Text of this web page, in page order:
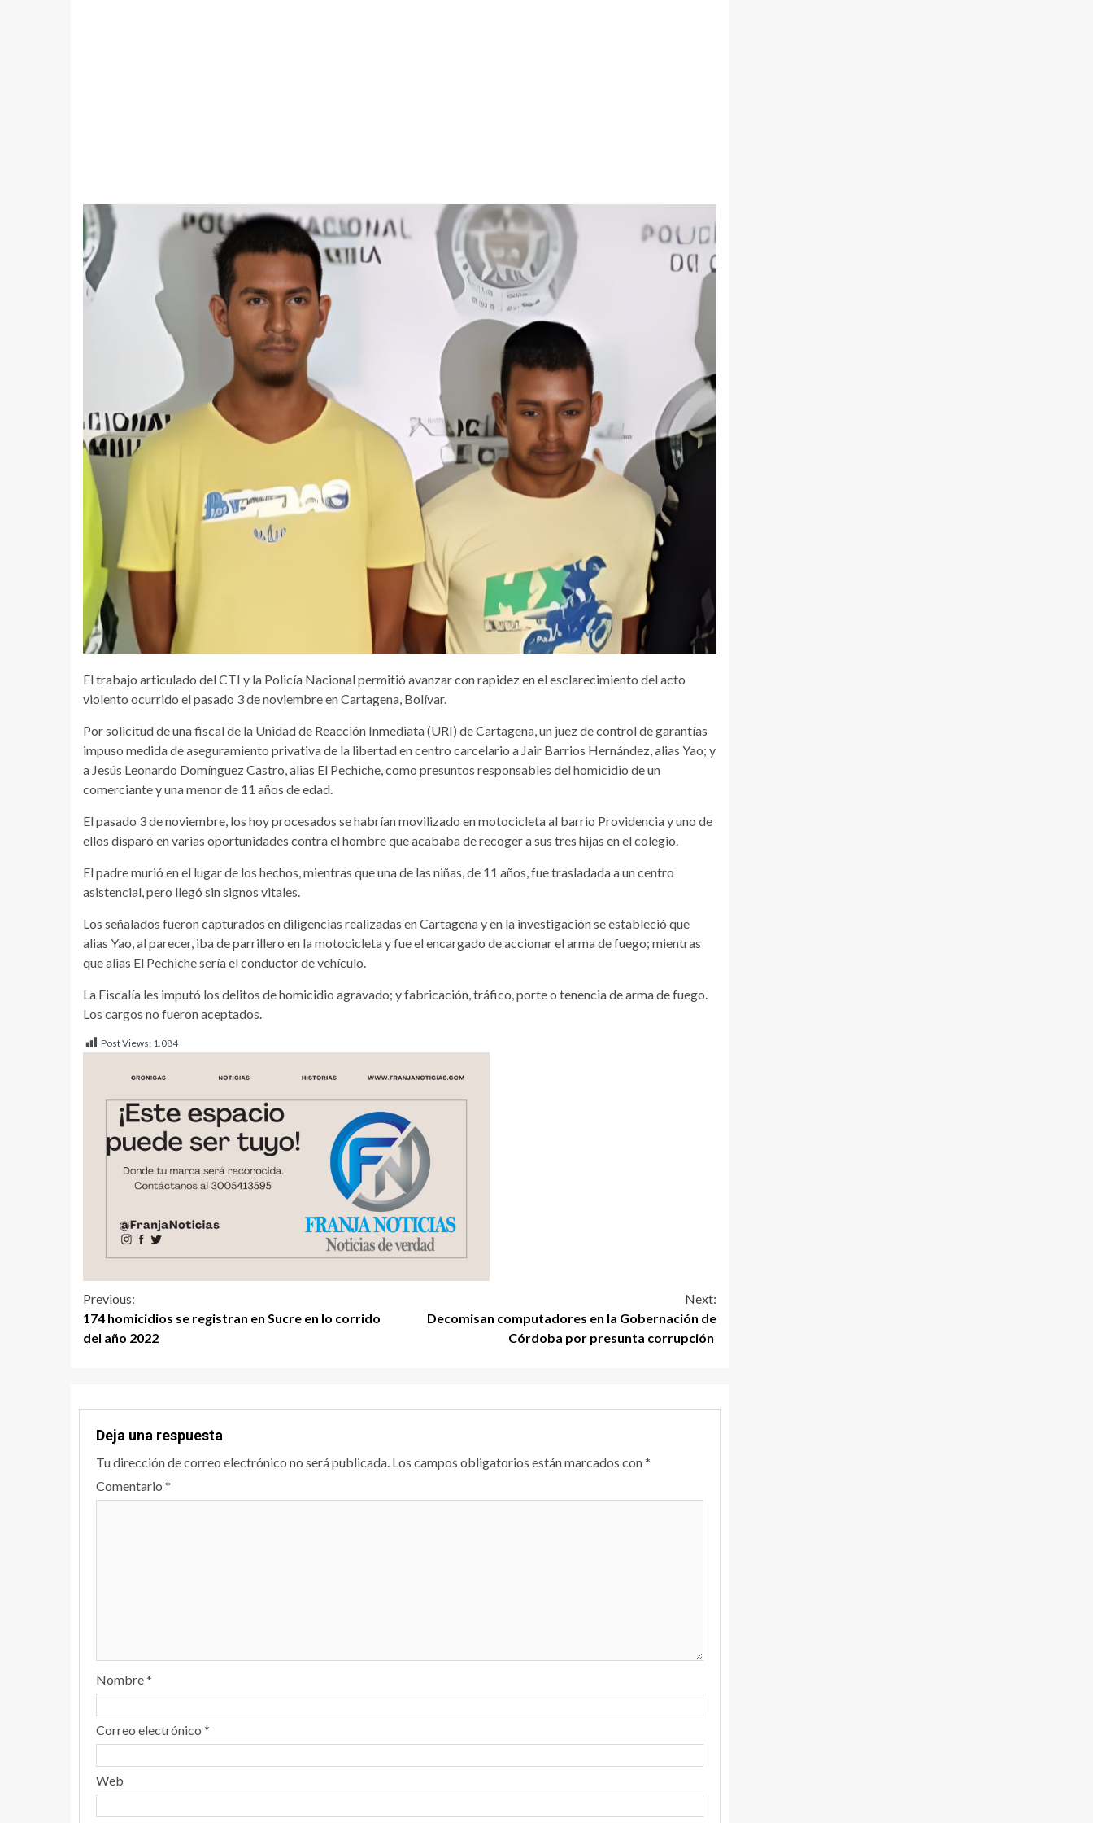
El trabajo articulado del CTI y la Policía Nacional permitió avanzar con rapidez en el esclarecimiento del acto
violento ocurrido el pasado 3 de noviembre en Cartagena, Bolívar.
Por solicitud de una fiscal de la Unidad de Reacción Inmediata (URI) de Cartagena, un juez de control de garantías
impuso medida de aseguramiento privativa de la libertad en centro carcelario a Jair Barrios Hernández, alias Yao; y
a Jesús Leonardo Domínguez Castro, alias El Pechiche, como presuntos responsables del homicidio de un
comerciante y una menor de 11 años de edad.
El pasado 3 de noviembre, los hoy procesados se habrían movilizado en motocicleta al barrio Providencia y uno de
ellos disparó en varias oportunidades contra el hombre que acababa de recoger a sus tres hijas en el colegio.
El padre murió en el lugar de los hechos, mientras que una de las niñas, de 11 años, fue trasladada a un centro
asistencial, pero llegó sin signos vitales.
Los señalados fueron capturados en diligencias realizadas en Cartagena y en la investigación se estableció que
alias Yao, al parecer, iba de parrillero en la motocicleta y fue el encargado de accionar el arma de fuego; mientras
que alias El Pechiche sería el conductor de vehículo.
La Fiscalía les imputó los delitos de homicidio agravado; y fabricación, tráfico, porte o tenencia de arma de fuego.
Los cargos no fueron aceptados.
Post Views: 1.084
Previous:
174 homicidios se registran en Sucre en lo corrido
del año 2022
Next:
Decomisan computadores en la Gobernación de
Córdoba por presunta corrupción
Deja una respuesta
Tu dirección de correo electrónico no será publicada. Los campos obligatorios están marcados con*
Comentario *
Nombre*
Correo electrónico *
Web